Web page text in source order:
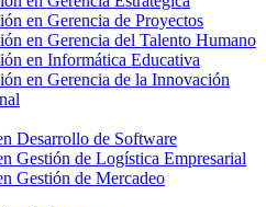
en Gerencia de Proyectos
en Gerencia del Talento Humano
en Informática Educativa
en Gerencia de la Innovación
Desarrollo de Software
Gestión de Logística Empresarial
Gestión de Mercadeo